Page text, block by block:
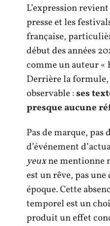
L’expression
presse et les
française,
début des années
comme un auteur «
Derrière la
observable :ses
presque aucune
Pas de marque, pas
d’événement
yeuxne mentionne
est un rêve, pas
époque. Cette
temporel est un
produit un effet